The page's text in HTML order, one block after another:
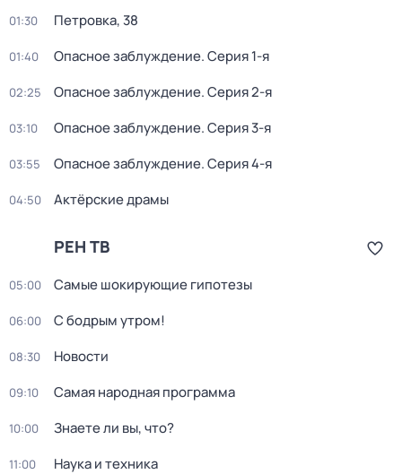
01:30 Петровка, 38
01:40 Опасное заблуждение. Серия 1-я
02:25 Опасное заблуждение. Серия 2-я
03:10 Опасное заблуждение. Серия 3-я
03:55 Опасное заблуждение. Серия 4-я
04:50 Актёрские драмы
РЕН ТВ
05:00 Самые шoкиpующие гипотезы
06:00 С бодрым утром!
08:30 Новости
09:10 Самая народная программа
10:00 Знаете ли вы, что?
11:00 Hаука и теxника